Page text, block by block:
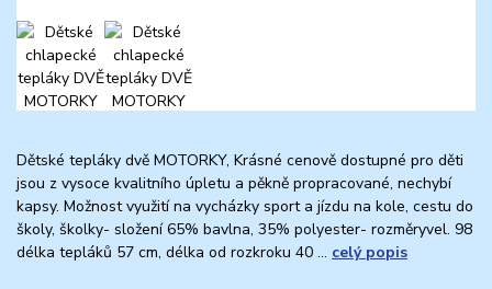
Dětské tepláky dvě MOTORKY, Krásné cenově dostupné pro děti
jsou z vysoce kvalitního úpletu a pěkně propracované, nechybí
kapsy. Možnost využití na vycházky sport a jízdu na kole, cestu do
školy, školky- složení 65% bavlna, 35% polyester- rozměryvel. 98
délka tepláků 57 cm, délka od rozkroku 40 ... celý popis